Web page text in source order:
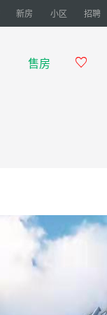
新房 小区 招聘
售房 